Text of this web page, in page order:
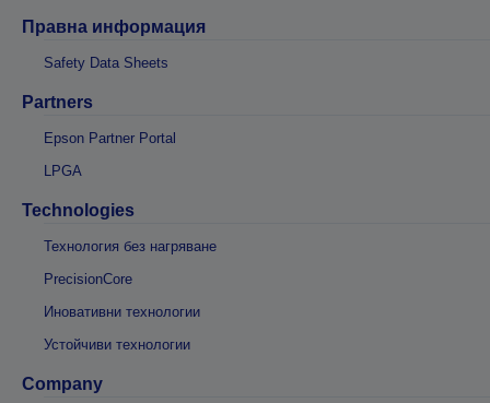
Правна информация
Safety Data Sheets
Partners
Epson Partner Portal
LPGA
Technologies
Технология без нагряване
PrecisionCore
Иновативни технологии
Устойчиви технологии
Company